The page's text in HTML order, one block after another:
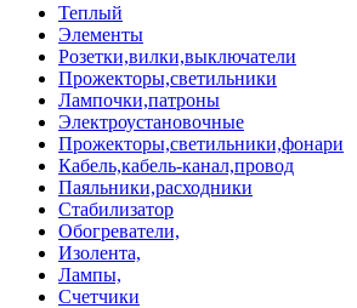
Теплый
Элементы
Розетки,вилки,выключатели
Прожекторы,светильники
Лампочки,патроны
Электроустановочные
Прожекторы,светильники,фонари
Кабель,кабель-канал,провод
Паяльники,расходники
Стабилизатор
Обогреватели,
Изолента,
Лампы,
Счетчики